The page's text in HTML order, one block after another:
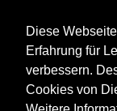
Diese
Erfahrung für
verbessern.
Cookies von